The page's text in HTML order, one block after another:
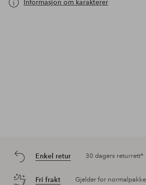
Informasjon om karakterer
Enkel retur 30 dagers returrett*
Fri frakt Gjelder for